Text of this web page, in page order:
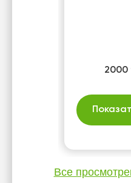
2000
Все